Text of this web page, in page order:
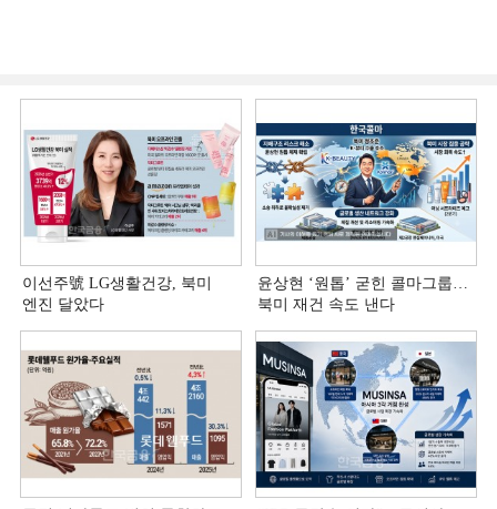
이선주號 LG생활건강, 북미
엔진 달았다
윤상현 ‘원톱ʼ 굳힌 콜마그룹…
북미 재건 속도 낸다